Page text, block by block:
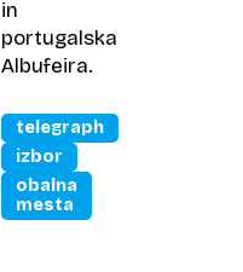
in
portugalska
Albufeira.
telegraph
izbor
obalna
mesta